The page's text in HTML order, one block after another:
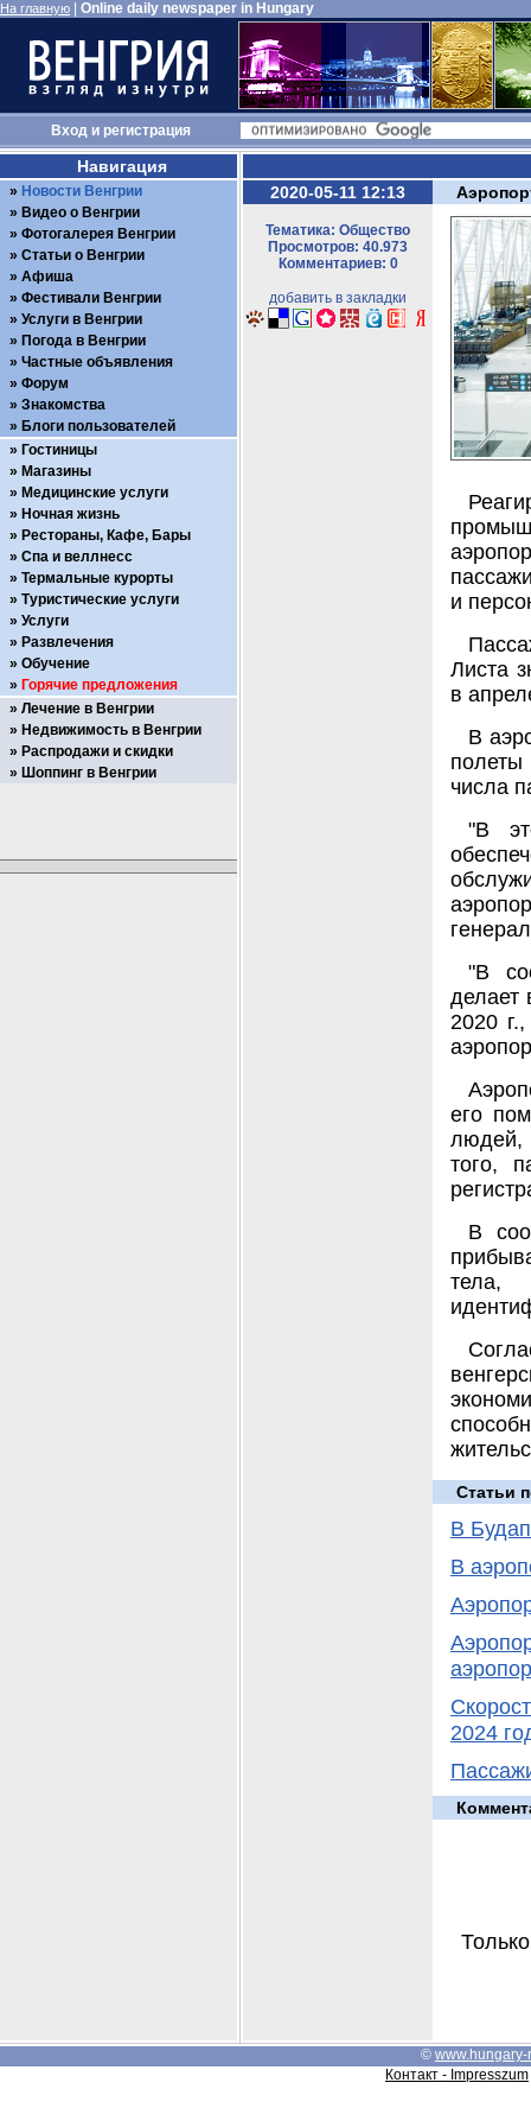
На главную Online daily newspaper in Hungary
Входи регистрация
2020-05-11 12:13
Тематика: Общество
Просмотров: 40.973
Комментариев: 0
добавить в закладки
и
Листа
в
В
полеты
числа
"В
"В
делает
2020
его
людей,
того,
В
тела,
Статьи
В
В
2024
Навигация
Новости Венгрии
Видео о Венгрии
Фотогалерея Венгрии
Статьи о Венгрии
Афиша
Фестивали Венгрии
Услуги в Венгрии
Погода в Венгрии
Частные объявления
Форум
Знакомства
Блоги пользователей
Гостиницы
Магазины
Медицинские услуги
Ночная жизнь
Рестораны, Кафе, Бары
Спа и веллнесс
Термальные курорты
Туристические услуги
Услуги
Развлечения
Обучение
Горячие предложения
Лечение в Венгрии
Недвижимость в Венгрии
Распродажи и скидки
Шоппинг в Венгрии
© www.hungary-
Контакт - Impresszum